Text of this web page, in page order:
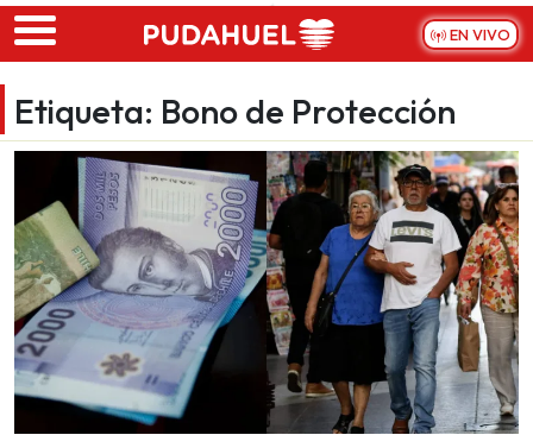
Skip to main content
EN VIVO
Etiqueta: Bono de Protección